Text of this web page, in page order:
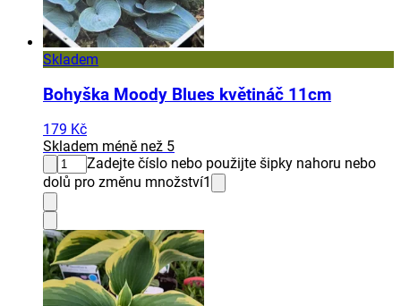
Skladem
Bohyška Moody Blues květináč 11cm
179 Kč
Skladem méně než 5
Zadejte číslo nebo použijte šipky nahoru nebo
dolů pro změnu množství1